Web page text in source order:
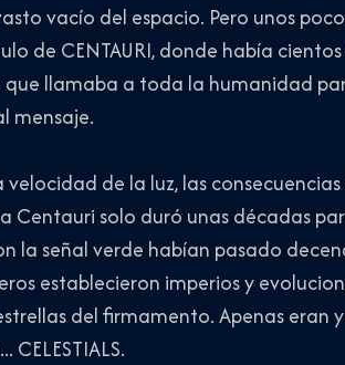
vacío del espacio. Pero unos
de CENTAURI, donde había
que llamaba a toda la humanidad
mensaje.
de la luz, las
Centauri solo duró unas décadas
la señal verde habían pasado
establecieron imperios y
del firmamento. Apenas eran